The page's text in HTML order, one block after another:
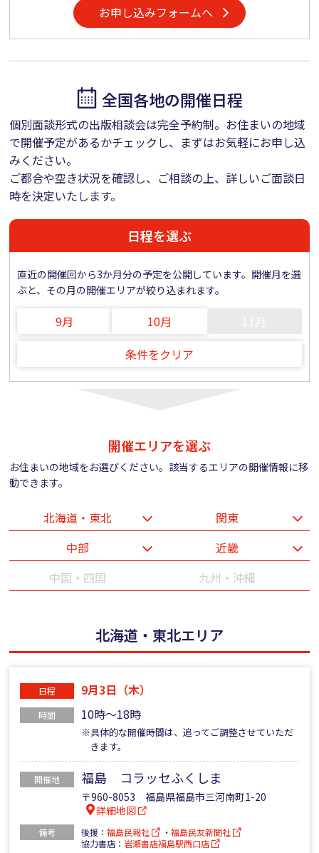
お申し込みフォームへ
全国各地の開催日程
個別面談形式の出版相談会は完全予約制。お住まいの地域
で開催予定があるかチェックし、まずはお気軽にお申し込
みください。
ご都合や空き状況を確認し、ご相談の上、詳しいご面談日
時を決定いたします。
日程を選ぶ
直近の開催回から3か月分の予定を公開しています。開催月を選
ぶと、その月の開催エリアが絞り込まれます。
9月 10月
条件をクリア
開催エリアを選ぶ
お住まいの地域をお選びください。該当するエリアの開催情報に移
動できます。
北海道・東北
関東
中部
近畿
中国・四国
九州・沖縄
北海道・東北エリア
日程 9月3日（木）
時間 10時～18時
※具体的な開催時間は、追ってご調整させていただ
きます。
開催地 福島 コラッセふくしま
〒960-8053 福島県福島市三河南町1-20
詳細地図
備考 後援：福島民報社 ・福島民友新聞社
協力書店： 岩瀬書店福島駅西口店